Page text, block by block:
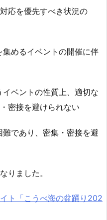
応を優先すべき状況の
めるイベントの開催に伴
ベントの性質上、適切な
密接を避けられない
であり、密集・密接を避
りました。
ト「こうべ海の盆踊り202